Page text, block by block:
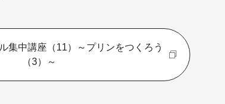
集中講座（11）～プリンをつくろう
（3）～